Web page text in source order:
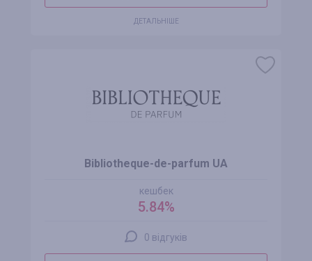
ДЕТАЛЬНІШЕ
Bibliotheque-de-parfum UA
кешбек
5.84%
0 відгуків